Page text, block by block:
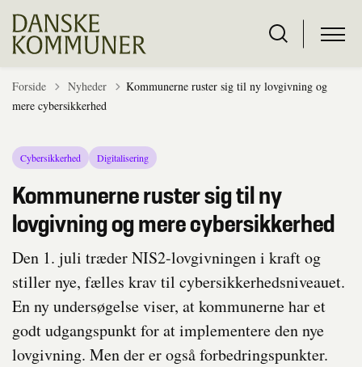
Forside Tilbage til
Nyheder
Kommunerne ruster sig til ny lovgivning og
mere cybersikkerhed
Cybersikkerhed Digitalisering
Kommunerne ruster sig til ny
lovgivning og mere cybersikkerhed
Den 1. juli træder NIS2-lovgivningen i kraft og
stiller nye, fælles krav til cybersikkerhedsniveauet.
En ny undersøgelse viser, at kommunerne har et
godt udgangspunkt for at implementere den nye
lovgivning. Men der er også forbedringspunkter.